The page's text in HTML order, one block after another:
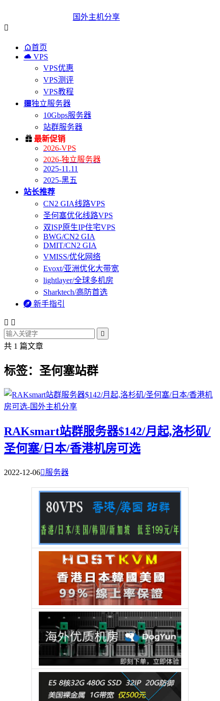
国外主机分享

首页
 VPS
VPS优惠
VPS测评
VPS教程
独立服务器
10Gbps服务器
站群服务器
 最新促销
2026-VPS
2026-独立服务器
2025-11.11
2025-黑五
站长推荐
CN2 GIA线路VPS
圣何塞优化线路VPS
双ISP原生IP住宅VPS
BWG/CN2 GIA
DMIT/CN2 GIA
VMISS/优化网络
Evoxt/亚洲优化大带宽
lightlayer/全球多机房
Sharktech/高防首选
 新手指引
 

共 1 篇文章
标签：圣何塞站群
RAKsmart站群服务器$142/月起,洛杉矶/
圣何塞/日本/香港机房可选
2022-12-06服务器